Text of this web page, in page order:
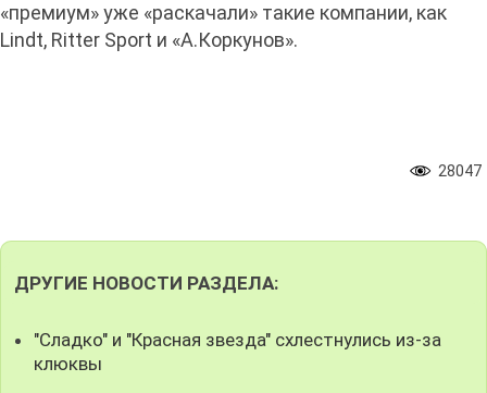
«премиум» уже «раскачали» такие компании, как
Lindt, Ritter Sport и «А.Коркунов».
28047
ДРУГИЕ НОВОСТИ РАЗДЕЛА:
"Сладко" и "Красная звезда" схлестнулись из-за
клюквы